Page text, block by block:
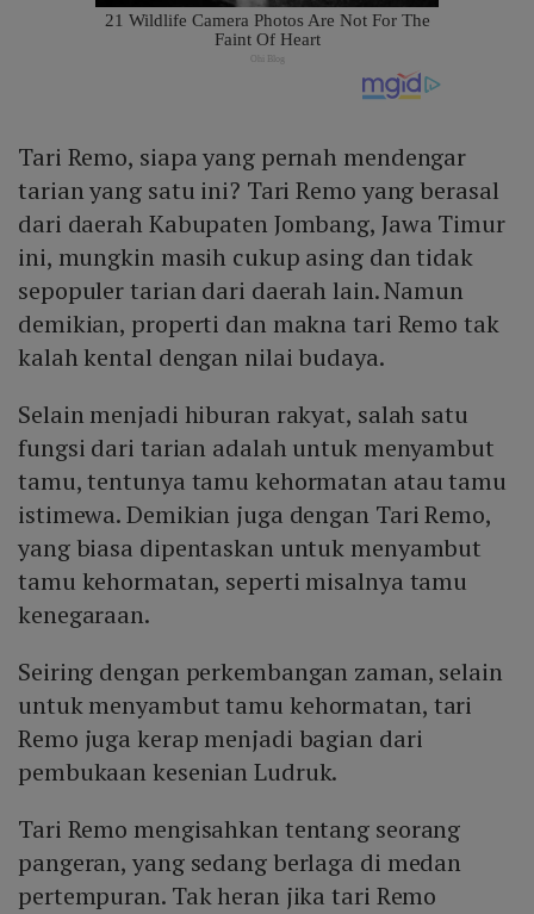
Tari Remo, siapa yang pernah mendengar
tarian yang satu ini? Tari Remo yang berasal
dari daerah Kabupaten Jombang, Jawa Timur
ini, mungkin masih cukup asing dan tidak
sepopuler tarian dari daerah lain. Namun
demikian, properti dan makna tari Remo tak
kalah kental dengan nilai budaya.
Selain menjadi hiburan rakyat, salah satu
fungsi dari tarian adalah untuk menyambut
tamu, tentunya tamu kehormatan atau tamu
istimewa. Demikian juga dengan Tari Remo,
yang biasa dipentaskan untuk menyambut
tamu kehormatan, seperti misalnya tamu
kenegaraan.
Seiring dengan perkembangan zaman, selain
untuk menyambut tamu kehormatan, tari
Remo juga kerap menjadi bagian dari
pembukaan kesenian Ludruk.
Tari Remo mengisahkan tentang seorang
pangeran, yang sedang berlaga di medan
pertempuran. Tak heran jika tari Remo